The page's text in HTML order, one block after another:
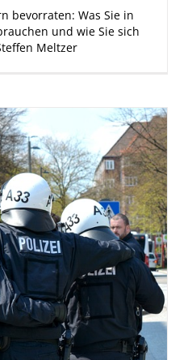
bevorraten: Was Sie in
und wie Sie sich
Meltzer